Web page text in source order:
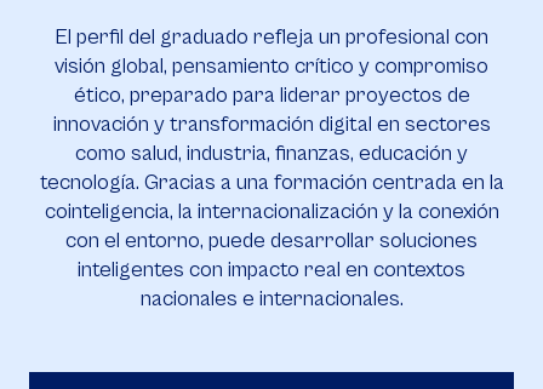
El perfil del graduado refleja un profesional con
visión global, pensamiento crítico y compromiso
ético, preparado para liderar proyectos de
innovación y transformación digital en sectores
como salud, industria, finanzas, educación y
tecnología. Gracias a una formación centrada en la
cointeligencia, la internacionalización y la conexión
con el entorno, puede desarrollar soluciones
inteligentes con impacto real en contextos
nacionales e internacionales.